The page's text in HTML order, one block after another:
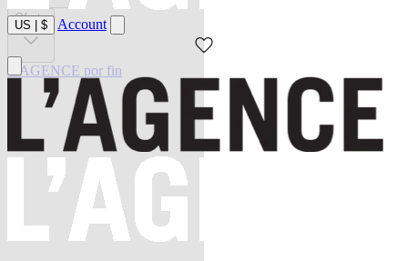
US $ Account
Oferta
L'AGENCE por fin